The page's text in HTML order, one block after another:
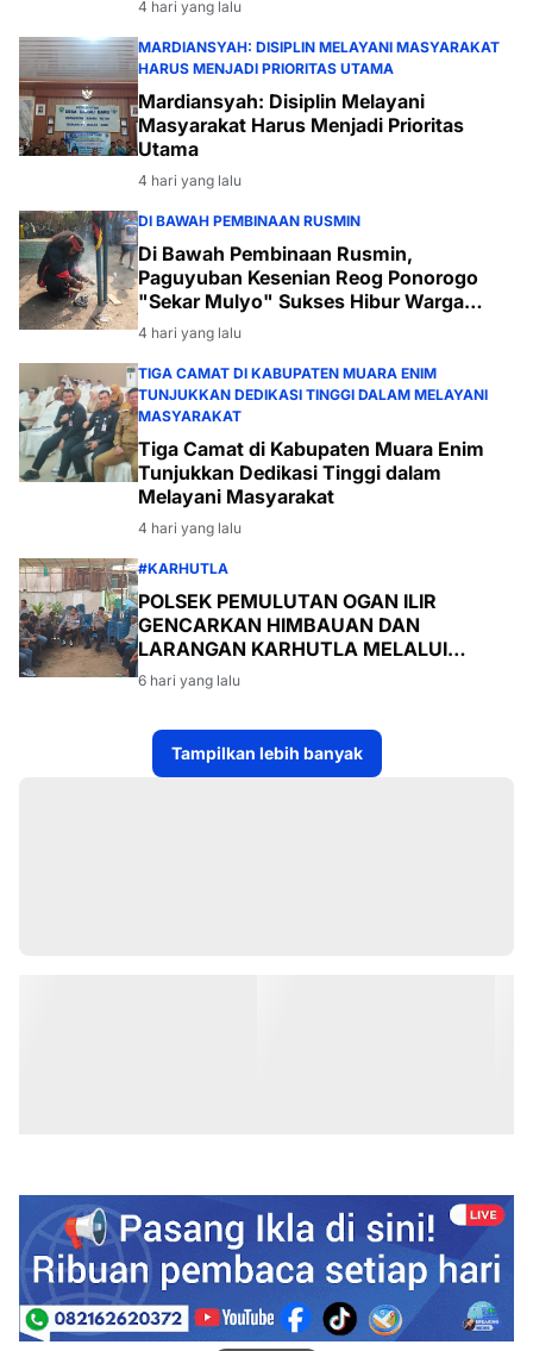
Masyarakat Harus Menjadi Prioritas
Utama
4 hari yang lalu
DI BAWAH PEMBINAAN RUSMIN
Di Bawah Pembinaan Rusmin,
"Sekar Mulyo" Sukses Hibur Warga
Desa Payabakal
4 hari yang lalu
TIGA CAMAT DI KABUPATEN MUARA ENIM
MASYARAKAT
Tiga Camat di Kabupaten Muara Enim
Tunjukkan Dedikasi Tinggi dalam
Melayani Masyarakat
4 hari yang lalu
#KARHUTLA
POLSEK PEMULUTAN OGAN ILIR
LARANGAN KARHUTLA MELALUI
PROGRAM TSKD (TOURING SAMBANG
KE DESA-DESA
6 hari yang lalu
Tampilkan lebih banyak